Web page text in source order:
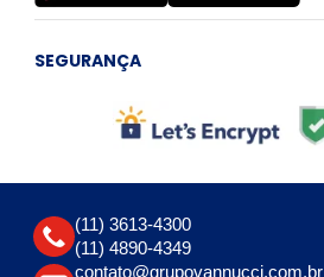
SEGURANÇA
(11) 3613-4300
(11) 4890-4349
contato@grupovannucci.com.br